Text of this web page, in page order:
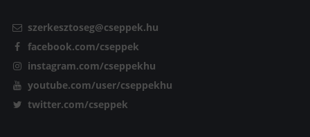
szerkesztoseg@cseppek.hu
facebook.com/cseppek
instagram.com/cseppekhu
youtube.com/user/cseppekhu
twitter.com/cseppek